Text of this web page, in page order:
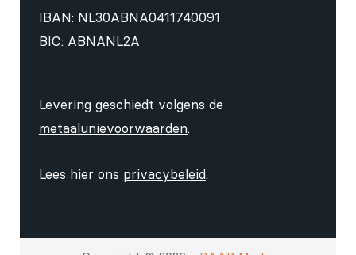
IBAN: NL30ABNA0411740091
BIC: ABNANL2A
Levering geschiedt volgens de
metaalunievoorwaarden.
Lees hier ons privacybeleid.